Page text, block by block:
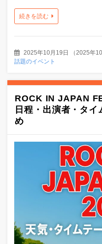
続きを読む
2025年10月19日 （2025年
話題のイベント
ROCK IN JAPAN
日程・出演者・タイ
め